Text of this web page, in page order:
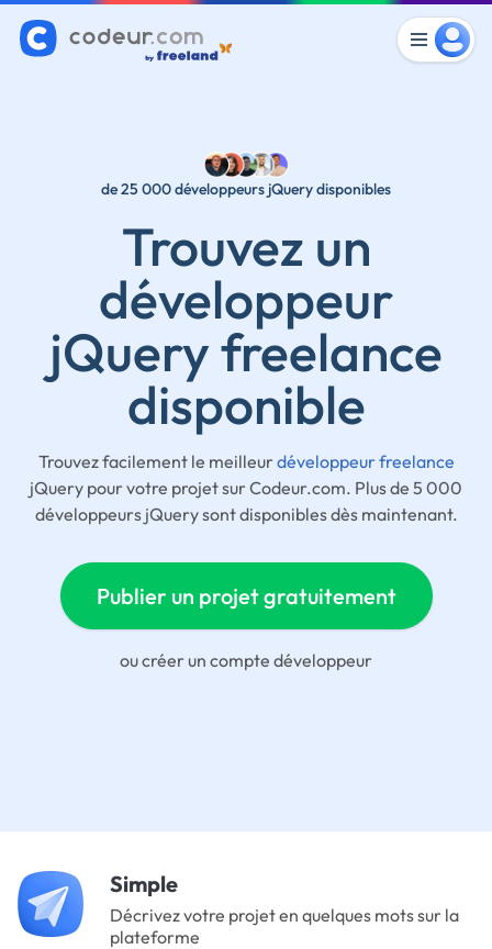
de 25 000 développeurs jQuery disponibles
Trouvez un
développeur
jQuery freelance
disponible
Trouvez facilement le meilleurdéveloppeur freelance
jQuery pour votre projet sur Codeur.com. Plus de 5 000
développeurs jQuery sont disponibles dès maintenant.
Publier un projet gratuitement
oucréer un compte développeur
Simple
Décrivez votre projet en quelques mots sur la
plateforme